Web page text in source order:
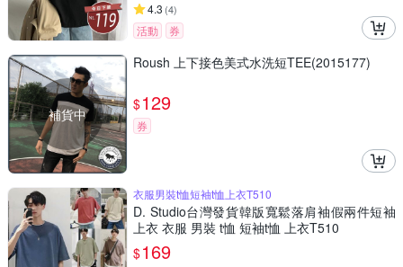
4.3 (4)
活動 券
補貨中
Roush 上下接色美式水洗短TEE(2015177)
$129
券
衣服男裝t恤短袖t恤上衣T510
D. Studio台灣發貨韓版寬鬆落肩袖假兩件短袖
上衣 衣服 男裝 t恤 短袖t恤 上衣T510
$169